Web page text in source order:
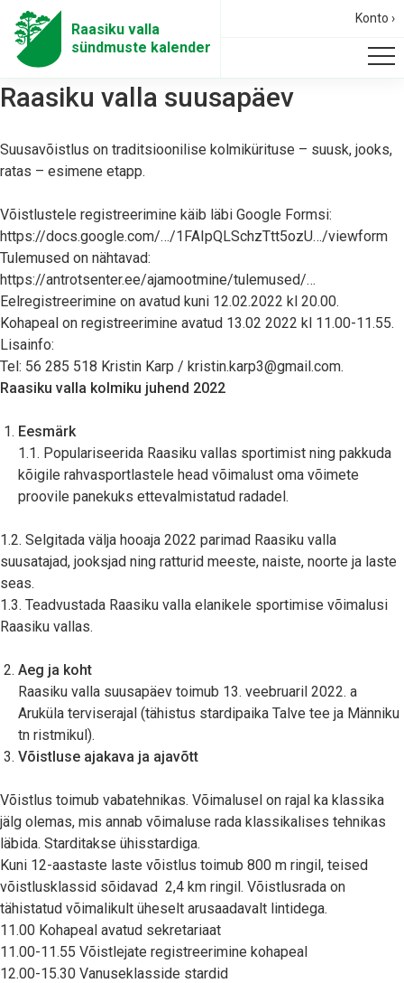
Raasiku valla
sündmuste kalender
Konto ›
Raasiku valla suusapäev
Suusavõistlus on traditsioonilise kolmikürituse – suusk, jooks,
ratas – esimene etapp.
Võistlustele registreerimine käib läbi Google Formsi:
https://docs.google.com/…/1FAIpQLSchzTtt5ozU…/viewform
Tulemused on nähtavad:
https://antrotsenter.ee/ajamootmine/tulemused/…
Eelregistreerimine on avatud kuni 12.02.2022 kl 20.00.
Kohapeal on registreerimine avatud 13.02 2022 kl 11.00-11.55.
Lisainfo:
Tel: 56 285 518 Kristin Karp / kristin.karp3@gmail.com.
Raasiku valla kolmiku juhend 2022
Eesmärk
1.1. Populariseerida Raasiku vallas sportimist ning pakkuda
kõigile rahvasportlastele head võimalust oma võimete
proovile panekuks ettevalmistatud radadel.
1.2. Selgitada välja hooaja 2022 parimad Raasiku valla
suusatajad, jooksjad ning ratturid meeste, naiste, noorte ja laste
seas.
1.3. Teadvustada Raasiku valla elanikele sportimise võimalusi
Raasiku vallas.
Aeg ja koht
Raasiku valla suusapäev toimub 13. veebruaril 2022. a
Aruküla terviserajal (tähistus stardipaika Talve tee ja Männiku
tn ristmikul).
Võistluse ajakava ja ajavõtt
Võistlus toimub vabatehnikas. Võimalusel on rajal ka klassika
jälg olemas, mis annab võimaluse rada klassikalises tehnikas
läbida. Starditakse ühisstardiga.
Kuni 12-aastaste laste võistlus toimub 800 m ringil, teised
võistlusklassid sõidavad 2,4 km ringil. Võistlusrada on
tähistatud võimalikult üheselt arusaadavalt lintidega.
11.00 Kohapeal avatud sekretariaat
11.00-11.55 Võistlejate registreerimine kohapeal
12.00-15.30 Vanuseklasside stardid